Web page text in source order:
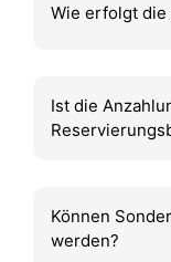
Wie erfolgt die
Ist die
Können
werden?